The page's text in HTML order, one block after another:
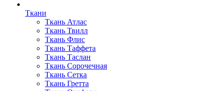
Ткани
Ткань Атлас
Ткань Твилл
Ткань Флис
Ткань Таффета
Ткань Таслан
Ткань Сорочечная
Ткань Сетка
Ткань Гретта